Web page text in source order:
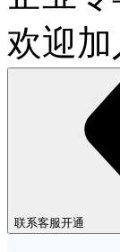
欢迎
联系客服开通